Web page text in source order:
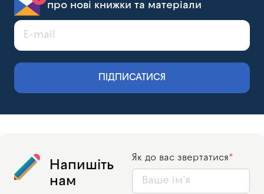
про нові книжки та матеріали
ПІДПИСАТИСЯ
Напишіть
нам
Як до вас звертатися